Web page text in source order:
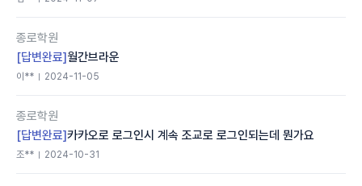
종로학원
[답변완료] 월간브라운
이** 2024-11-05
종로학원
[답변완료]카카오로 로그인시 계속 조교로 로그인되는데 뭔가요
조** 2024-10-31